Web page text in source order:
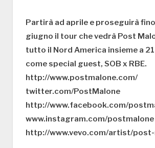
Partirà ad aprile e proseguirà
giugno il tour che vedrà Post
tutto il Nord America insieme a 21
come special guest, SOB x RBE.
http://www.postmalone.com/
twitter.com/PostMalone
http://www.facebook.com/
www.instagram.com/postmalone
http://www.vevo.com/artist/